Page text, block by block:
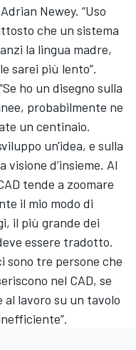
Newey. “Uso
che un sistema
la lingua madre,
sarei più lento”.
ho un disegno sulla
probabilmente ne
un centinaio.
un'idea, e sulla
d’insieme. Al
tende a zoomare
il mio modo di
il più grande dei
essere tradotto.
sono tre persone che
nel CAD, se
lavoro su un tavolo